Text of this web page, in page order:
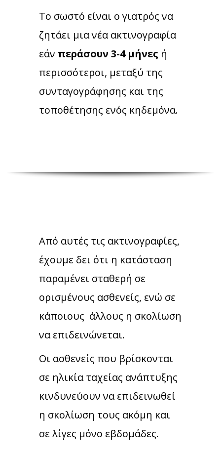
Το σωστό είναι ο γιατρός να
ζητάει μια νέα ακτινογραφία
εάν περάσουν 3-4 μήνες ή
περισσότεροι, μεταξύ της
συνταγογράφησης και της
τοποθέτησης ενός κηδεμόνα.
Από αυτές τις ακτινογραφίες,
έχουμε δει ότι η κατάσταση
παραμένει σταθερή σε
ορισμένους ασθενείς, ενώ σε
κάποιους άλλους η σκολίωση
να επιδεινώνεται.
Οι ασθενείς που βρίσκονται
σε ηλικία ταχείας ανάπτυξης
κινδυνεύουν να επιδεινωθεί
η σκολίωση τους ακόμη και
σε λίγες μόνο εβδομάδες.